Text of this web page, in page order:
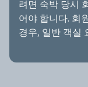
려면 숙박 당시
어야 합니다. 회
경우, 일반 객실